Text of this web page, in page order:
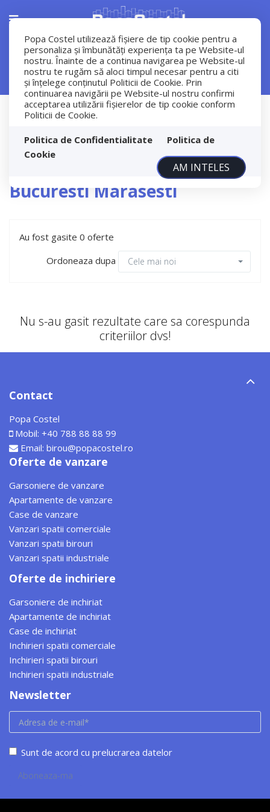
Popa Costel utilizează fişiere de tip cookie pentru a
personaliza și îmbunătăți experiența ta pe Website-ul
nostru. Înainte de a continua navigarea pe Website-ul
nostru te rugăm să aloci timpul necesar pentru a citi
și înțelege conținutul Politicii de Cookie. Prin
continuarea navigării pe Website-ul nostru confirmi
acceptarea utilizării fişierelor de tip cookie conform
Politicii de Cookie.
Politica de Confidentialitate
Politica de
Cookie
AM INTELES
Filtreaza
Vanzare
Apartamente
Bucuresti
Apartamente de vanzare in
Bucuresti Marasesti
Au fost gasite 0 oferte
Ordoneaza dupa
Cele mai noi
Nu s-au gasit rezultate care sa corespunda
criteriilor dvs!
Contact
Popa Costel
Mobil: +40 788 88 88 99
Email: birou@popacostel.ro
Oferte de vanzare
Garsoniere de vanzare
Apartamente de vanzare
Case de vanzare
Vanzari spatii comerciale
Vanzari spatii birouri
Vanzari spatii industriale
Oferte de inchiriere
Garsoniere de inchiriat
Apartamente de inchiriat
Case de inchiriat
Inchirieri spatii comerciale
Inchirieri spatii birouri
Inchirieri spatii industriale
Newsletter
Sunt de acord cu prelucrarea datelor